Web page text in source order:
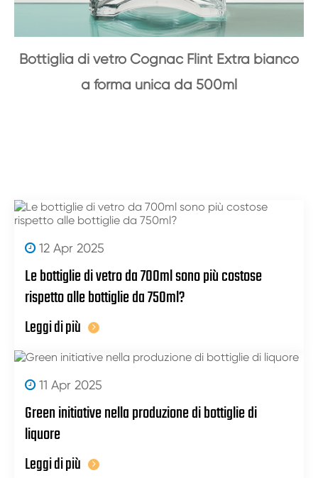
Bottiglia di vetro Cognac Flint Extra bianco
a forma unica da 500ml
12 Apr 2025
Le bottiglie di vetro da 700ml sono più costose
rispetto alle bottiglie da 750ml?
Leggi di più
11 Apr 2025
Green initiative nella produzione di bottiglie di
liquore
Leggi di più